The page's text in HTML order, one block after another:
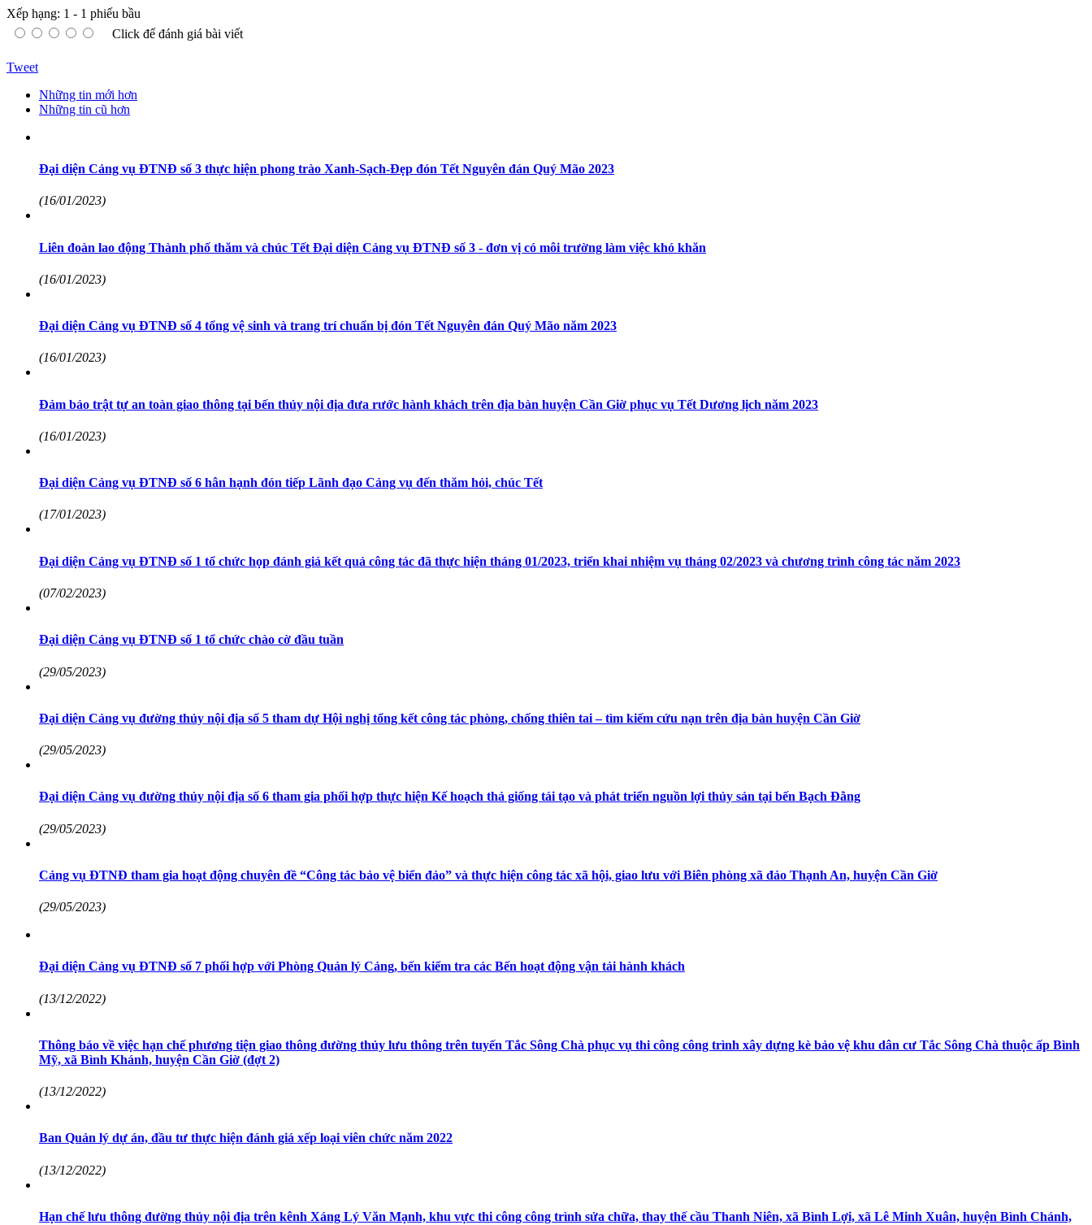
Xếp hạng: 1 - 1 phiếu bầu
Click để đánh giá bài viết
Tweet
Những tin mới hơn
Những tin cũ hơn
Đại diện Cảng vụ ĐTNĐ số 3 thực hiện phong trào Xanh-Sạch-Đẹp đón Tết Nguyên đán Quý Mão 2023
(16/01/2023)
Liên đoàn lao động Thành phố thăm và chúc Tết Đại diện Cảng vụ ĐTNĐ số 3 - đơn vị có môi trường làm việc khó khăn
(16/01/2023)
Đại diện Cảng vụ ĐTNĐ số 4 tổng vệ sinh và trang trí chuẩn bị đón Tết Nguyên đán Quý Mão năm 2023
(16/01/2023)
Đảm bảo trật tự an toàn giao thông tại bến thủy nội địa đưa rước hành khách trên địa bàn huyện Cần Giờ phục vụ Tết Dương lịch năm 2023
(16/01/2023)
Đại diện Cảng vụ ĐTNĐ số 6 hân hạnh đón tiếp Lãnh đạo Cảng vụ đến thăm hỏi, chúc Tết
(17/01/2023)
Đại diện Cảng vụ ĐTNĐ số 1 tổ chức họp đánh giá kết quả công tác đã thực hiện tháng 01/2023, triển khai nhiệm vụ tháng 02/2023 và chương trình công tác năm 2023
(07/02/2023)
Đại diện Cảng vụ ĐTNĐ số 1 tổ chức chào cờ đầu tuần
(29/05/2023)
Đại diện Cảng vụ đường thủy nội địa số 5 tham dự Hội nghị tổng kết công tác phòng, chống thiên tai – tìm kiếm cứu nạn trên địa bàn huyện Cần Giờ
(29/05/2023)
Đại diện Cảng vụ đường thủy nội địa số 6 tham gia phối hợp thực hiện Kế hoạch thả giống tái tạo và phát triển nguồn lợi thủy sản tại bến Bạch Đằng
(29/05/2023)
Cảng vụ ĐTNĐ tham gia hoạt động chuyên đề “Công tác bảo vệ biển đảo” và thực hiện công tác xã hội, giao lưu với Biên phòng xã đảo Thạnh An, huyện Cần Giờ
(29/05/2023)
Đại diện Cảng vụ ĐTNĐ số 7 phối hợp với Phòng Quản lý Cảng, bến kiểm tra các Bến hoạt động vận tải hành khách
(13/12/2022)
Thông báo về việc hạn chế phương tiện giao thông đường thủy lưu thông trên tuyến Tắc Sông Chà phục vụ thi công công trình xây dựng kè bảo vệ khu dân cư Tắc Sông Chà thuộc ấp Bình
Mỹ, xã Bình Khánh, huyện Cần Giờ (đợt 2)
(13/12/2022)
Ban Quản lý dự án, đầu tư thực hiện đánh giá xếp loại viên chức năm 2022
(13/12/2022)
Hạn chế lưu thông đường thủy nội địa trên kênh Xáng Lý Văn Mạnh, khu vực thi công công trình sửa chữa, thay thế cầu Thanh Niên, xã Bình Lợi, xã Lê Minh Xuân, huyện Bình Chánh,